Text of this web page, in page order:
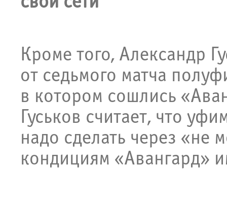
Кроме того, Александр
от седьмого матча
в котором сошлись
Гуськов считает, что
надо сделать через «не
кондициям «Авангард»